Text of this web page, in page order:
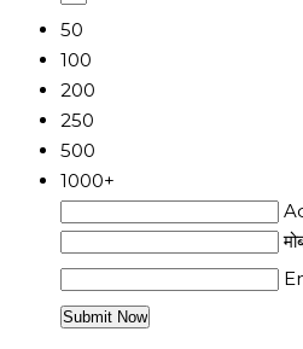
50
100
200
250
500
1000+